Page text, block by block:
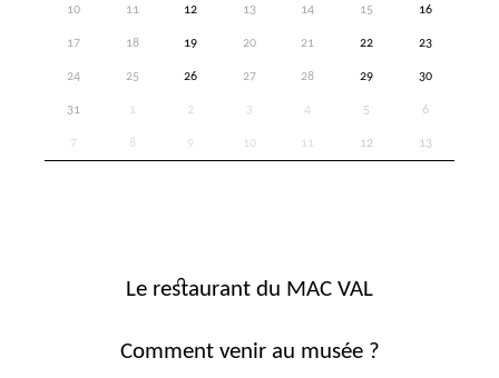
10 11 12 13 14 15 16
17 18 19 20 21 22 23
24 25 26 27 28 29 30
31 1 2 3 4 5 6
7 8 9 10 11 12 13
Le restaurant du MAC VAL
Comment venir au musée ?